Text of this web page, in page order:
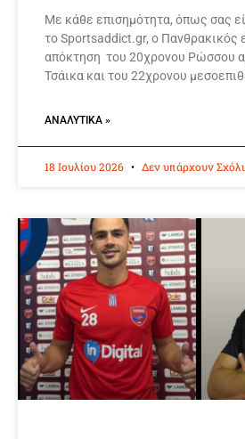
Με κάθε επισημότητα, όπως σας
το Sportsaddict.gr, ο Πανθρακικός
απόκτηση του 20χρονου Ρώσσου
Τσάικα και του 22χρονου
ΑΝΑΛΥΤΙΚΆ »
18 Ιουλίου 2026 Δεν υπάρχουν